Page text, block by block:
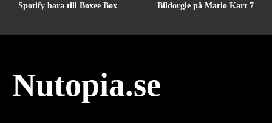
Spotify bara till Boxee Box Bildorgie på Mario Kart 7
Nutopia.se